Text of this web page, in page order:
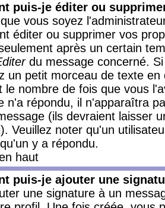
puis-je éditer ou
vous soyez
éditer ou supprimer vos
après un certain
du message concerné.
un petit morceau de texte
le nombre de fois que vous
n'a répondu, il n'apparaîtra
(ils devraient laisser
Veuillez noter qu'un
y a répondu.
haut
puis-je ajouter une
une signature à un